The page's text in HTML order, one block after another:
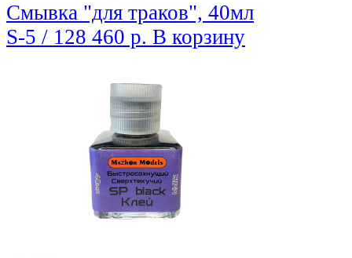
Cмывка "для траков", 40мл
S-5 / 128 460 р. В корзину